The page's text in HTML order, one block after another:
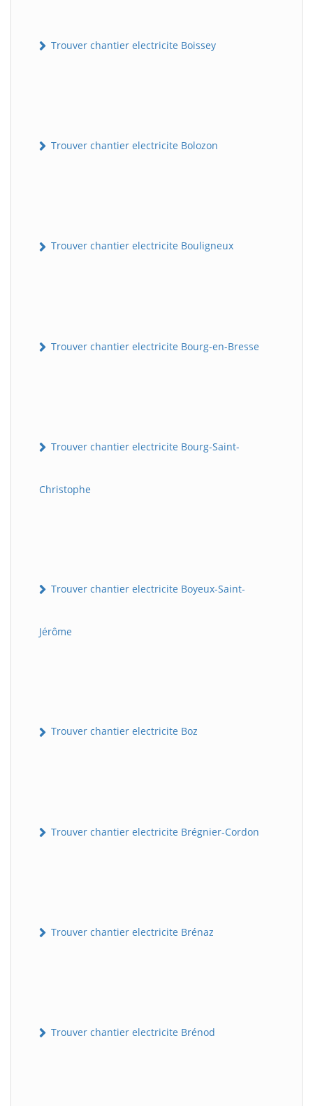
Trouver chantier electricite Boissey
Trouver chantier electricite Bolozon
Trouver chantier electricite Bouligneux
Trouver chantier electricite Bourg-en-Bresse
Trouver chantier electricite Bourg-Saint-
Christophe
Trouver chantier electricite Boyeux-Saint-
Jérôme
Trouver chantier electricite Boz
Trouver chantier electricite Brégnier-Cordon
Trouver chantier electricite Brénaz
Trouver chantier electricite Brénod